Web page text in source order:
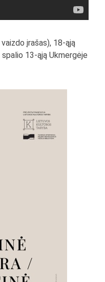
įrašas), 18-ąją
13-ąją Ukmergėje